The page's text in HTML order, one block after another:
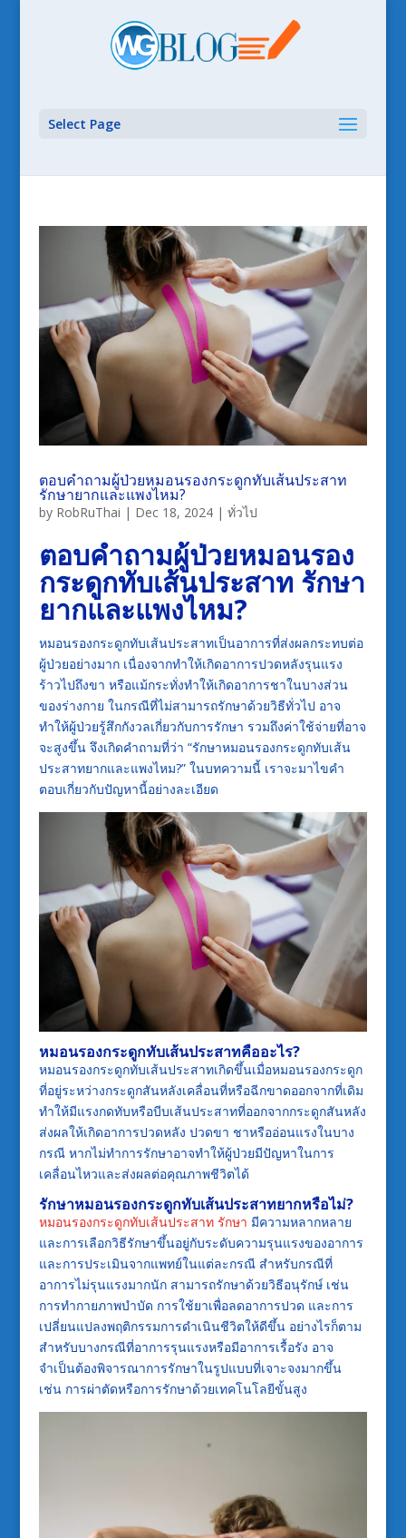
Select Page
ตอบคำถามผู้ป่วยหมอนรองกระดูกทับเส้นประสาท
รักษายากและแพงไหม?
by RobRuThai | Dec 18, 2024| ทั่วไป
ตอบคำถามผู้ป่วยหมอนรอง
กระดูกทับเส้นประสาท รักษา
ยากและแพงไหม?
หมอนรองกระดูกทับเส้นประสาทเป็นอาการที่ส่งผลกระทบต่อ
ผู้ป่วยอย่างมาก เนื่องจากทำให้เกิดอาการปวดหลังรุนแรง
ร้าวไปถึงขา หรือแม้กระทั่งทำให้เกิดอาการชาในบางส่วน
ของร่างกาย ในกรณีที่ไม่สามารถรักษาด้วยวิธีทั่วไป อาจ
ทำให้ผู้ป่วยรู้สึกกังวลเกี่ยวกับการรักษา รวมถึงค่าใช้จ่ายที่อาจ
จะสูงขึ้น จึงเกิดคำถามที่ว่า “รักษาหมอนรองกระดูกทับเส้น
ประสาทยากและแพงไหม?” ในบทความนี้ เราจะมาไขคำ
ตอบเกี่ยวกับปัญหานี้อย่างละเอียด
หมอนรองกระดูกทับเส้นประสาทคืออะไร?
หมอนรองกระดูกทับเส้นประสาทเกิดขึ้นเมื่อหมอนรองกระดูก
ที่อยู่ระหว่างกระดูกสันหลังเคลื่อนที่หรือฉีกขาดออกจากที่เดิม
ทำให้มีแรงกดทับหรือบีบเส้นประสาทที่ออกจากกระดูกสันหลัง
ส่งผลให้เกิดอาการปวดหลัง ปวดขา ชาหรืออ่อนแรงในบาง
กรณี หากไม่ทำการรักษาอาจทำให้ผู้ป่วยมีปัญหาในการ
เคลื่อนไหวและส่งผลต่อคุณภาพชีวิตได้
รักษาหมอนรองกระดูกทับเส้นประสาทยากหรือไม่?
หมอนรองกระดูกทับเส้นประสาท รักษา มีความหลากหลาย
และการเลือกวิธีรักษาขึ้นอยู่กับระดับความรุนแรงของอาการ
และการประเมินจากแพทย์ในแต่ละกรณี สำหรับกรณีที่
อาการไม่รุนแรงมากนัก สามารถรักษาด้วยวิธีอนุรักษ์ เช่น
การทำกายภาพบำบัด การใช้ยาเพื่อลดอาการปวด และการ
เปลี่ยนแปลงพฤติกรรมการดำเนินชีวิตให้ดีขึ้น อย่างไรก็ตาม
สำหรับบางกรณีที่อาการรุนแรงหรือมีอาการเรื้อรัง อาจ
จำเป็นต้องพิจารณาการรักษาในรูปแบบที่เจาะจงมากขึ้น
เช่น การผ่าตัดหรือการรักษาด้วยเทคโนโลยีขั้นสูง